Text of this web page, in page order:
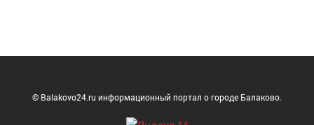
© Balakovo24.ru информационный портал о городе Балаково.